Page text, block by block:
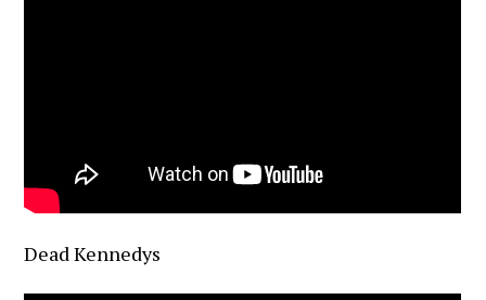
Dead Kennedys